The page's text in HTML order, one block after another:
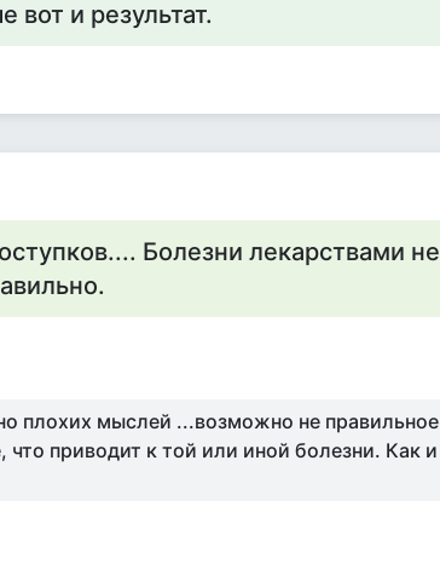
вот и результат.
Болезни лекарствами не
плохих мыслей ...возможно не правильное
что приводит к той или иной болезни. Как и